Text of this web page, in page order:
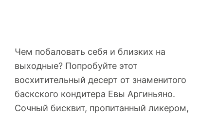
Чем побаловать себя и близких на
выходные? Попробуйте этот
восхитительный десерт от знаменитого
баскского кондитера Евы Аргиньяно.
Сочный бисквит, пропитанный ликером,